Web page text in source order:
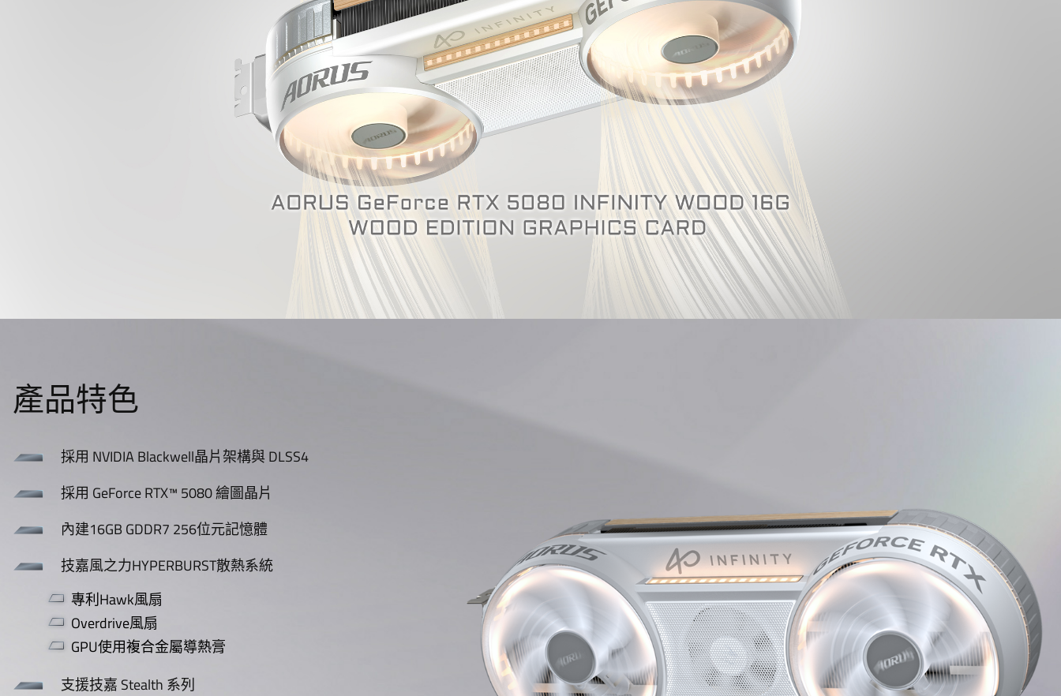
產品特色
採用 NVIDIA Blackwell晶片架構與 DLSS4
採用 GeForce RTX™ 5080 繪圖晶片
內建16GB GDDR7 256位元記憶體
技嘉風之力HYPERBURST散熱系統
專利Hawk風扇
Overdrive風扇
GPU使用複合金屬導熱膏
支援技嘉 Stealth 系列